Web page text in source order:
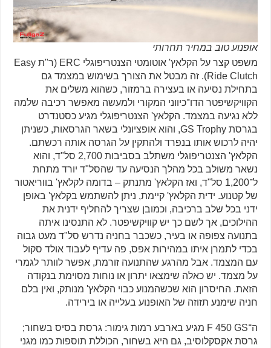
אופנוע טוב במחיר תחרותי
משפט קצר על הקלאץ' אוטומטי הצנטריפוגלי ERC (ר"ת Easy
Ride Clutch). זה מבטל את הצורך בשימוש במצמד גם
בתחילת נסיעה או בעצירה ברמזור, כשהוא משלים את
הקוויקשיפטר הדו־כיווני המקורי ולמעשה מאפשר רכיבה שלמה
ללא נגיעה במצמד. הקלאץ' הצנטריפוגלי מגיע כסטנדרט
בגרסת GS Trophy, והוא אופציונלי בשאר הגרסאות, כשניתן
יהיה לרכוש אותו בנפרד ולהתקין על הגרסה אותה רכשתם.
הקלאץ' הצנטריפוגלי משתלב בסביבות 2,700 סל"ד, והוא
נשאר משולב בכל מהלך הנסיעה עד שהסל"ד יורד מתחת
ל־1,200 סל"ד, ואז הקלאץ' מתנתק – בדומה לקלאץ' בווריאטור
של קטנוע. ידית הקלאץ' קיימת, ניתן להשתמש בקלאץ' באופן
ידני בכל שלב ברכיבה, וכמובן שצריך להחליף ידנית את
ההילוכים, אך לשם כך יש קוויקשיפטר. לא התנסינו איתה
בתנועה צפופה או בעיר, כשכבר בחניה נדרש סל"ד מעט גבוה
בכדי לתמרן איתו במהירות אפס, פה עדיף לעבוד אולד סקול
עם המצמד. אבל מהרגע שהתנועה זורמת, אפשר לוותר לגמרי
על מצמד. יש כאלה שימצאו יתרון או נוחות מסוימת בנקודה
הזאת. החיסרון הוא שכשהמנוע כבוי הקלאץ' מנותק, ואין בלם
חניה שימנע תזוזה של האופנוע בעלייה או בירידה.
ה־F 450 GS מגיע בארבע רמות גימור: גרסת בסיס בשחור;
גרסת אקסקלוסיב, גם היא בשחור, הכוללת תוספות כמו מגני